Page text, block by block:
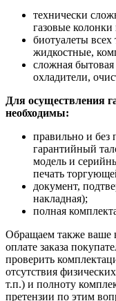
технически
газовые колонки
биотуалеты
жидкостные,
сложная
охладители,
Для осуществления
необходимы:
правильно и без
гарантийный
модель и
печать
документ,
накладная);
полная
Обращаем также ваше
оплате заказа
проверить
отсутствия
т.п.) и полноту
претензии по этим